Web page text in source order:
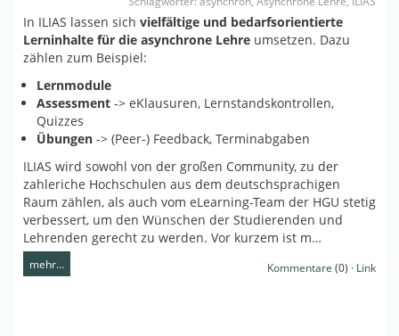
In ILIAS lassen sich vielfältige und bedarfsorientierte
Lerninhalte für die asynchrone Lehre umsetzen. Dazu
zählen zum Beispiel:
Lernmodule
Assessment -> eKlausuren, Lernstandskontrollen,
Quizzes
Übungen -> (Peer-) Feedback, Terminabgaben
ILIAS wird sowohl von der großen Community, zu der
zahleriche Hochschulen aus dem deutschsprachigen
Raum zählen, als auch vom eLearning-Team der HGU stetig
verbessert, um den Wünschen der Studierenden und
Lehrenden gerecht zu werden. Vor kurzem ist m…
mehr… Kommentare (0) · Link